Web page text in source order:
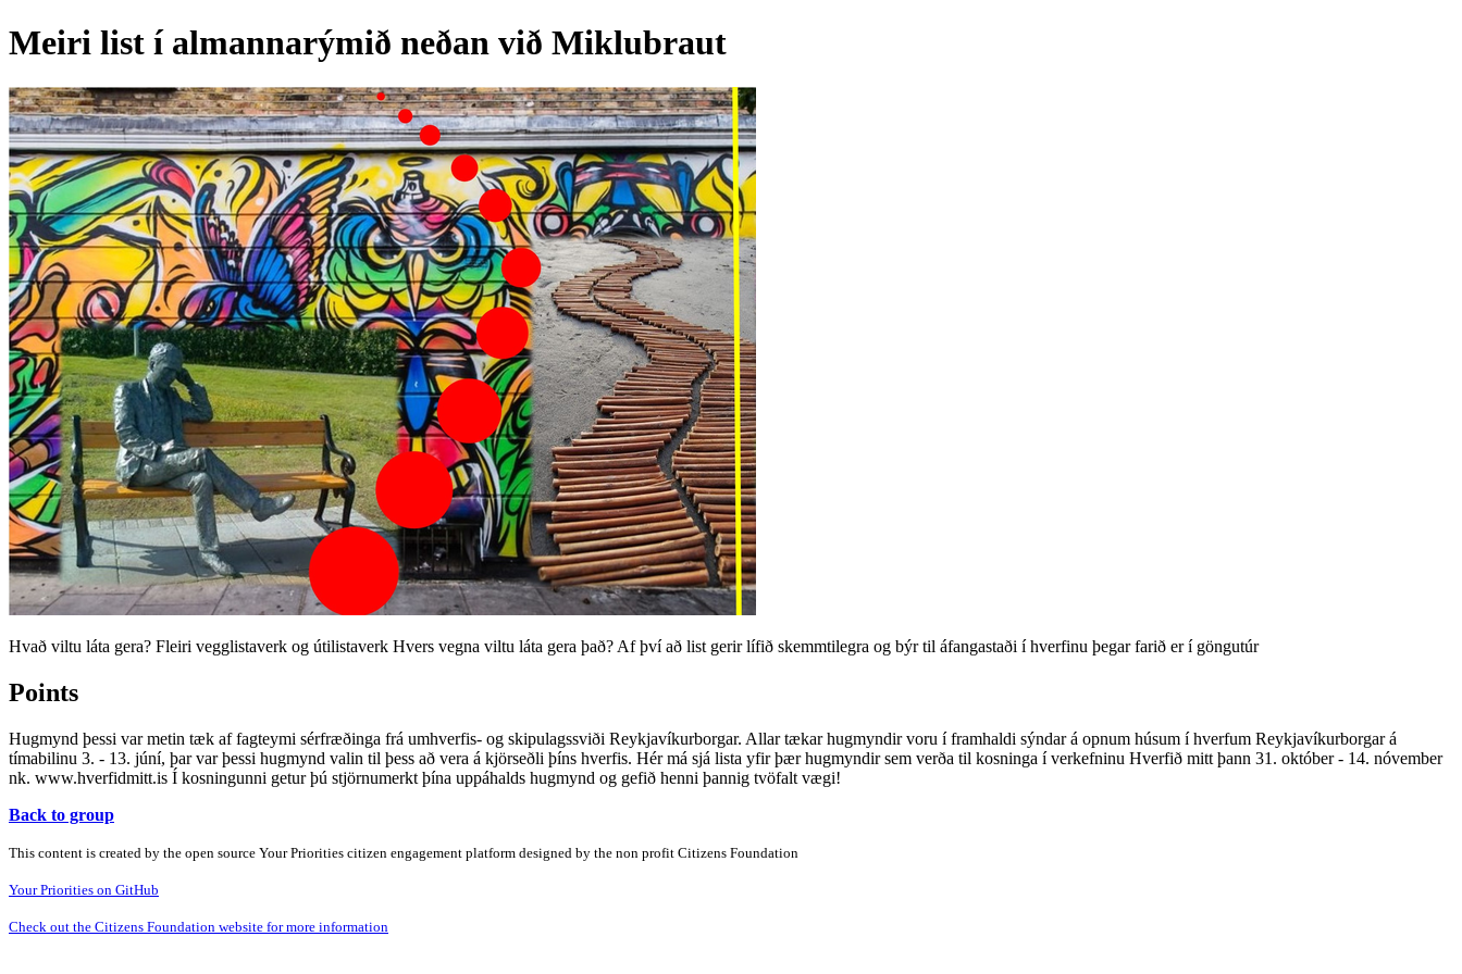
Meiri list í almannarýmið neðan við Miklubraut
Hvað viltu láta gera? Fleiri vegglistaverk og útilistaverk Hvers vegna viltu láta gera það? Af því að list gerir lífið skemmtilegra og býr til áfangastaði í hverfinu þegar farið er í göngutúr
Points
Hugmynd þessi var metin tæk af fagteymi sérfræðinga frá umhverfis- og skipulagssviði Reykjavíkurborgar. Allar tækar hugmyndir voru í framhaldi sýndar á opnum húsum í hverfum Reykjavíkurborgar á
tímabilinu 3. - 13. júní, þar var þessi hugmynd valin til þess að vera á kjörseðli þíns hverfis. Hér má sjá lista yfir þær hugmyndir sem verða til kosninga í verkefninu Hverfið mitt þann 31. október - 14. nóvember
nk. www.hverfidmitt.is Í kosningunni getur þú stjörnumerkt þína uppáhalds hugmynd og gefið henni þannig tvöfalt vægi!
Back to group
This content is created by the open source Your Priorities citizen engagement platform designed by the non profit Citizens Foundation
Your Priorities on GitHub
Check out the Citizens Foundation website for more information